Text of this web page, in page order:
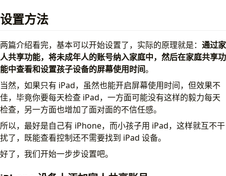
设置方法
两篇介绍看完，基本可以开始设置了，实际的原理就是： 通过家
人共享功能，将未成年人的账号纳入家庭中，然后在家庭共享功
能中查看和设置孩子设备的屏幕使用时间。
当然，如果只有 iPad，虽然也能开启屏幕使用时间，但效果不
佳，毕竟你要每天检查 iPad，一方面可能没有这样的毅力每天
检查，另一方面也增加了面对面的不信任感。
所以，最好是自己有 iPhone，而小孩子用 iPad，这样就互不干
扰了，既能查看控制还不需要找到 iPad 设备。
好了，我们开始一步步设置吧。